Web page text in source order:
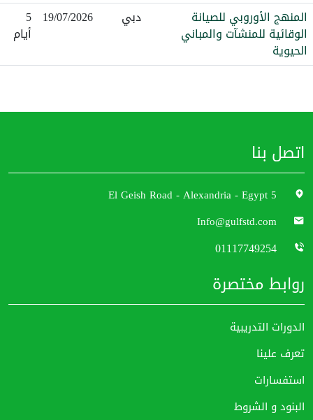
المنهج الأوروبي للصيانة
الوقائية للمنشآت والمباني
الحيوية
دبي 19/07/2026
5
أيام
اتصل بنا
5 El Geish Road - Alexandria - Egypt
Info@gulfstd.com
01117749254
روابط مختصرة
الدورات التدريبية
تعرف علينا
استفسارات
البنود و الشروط